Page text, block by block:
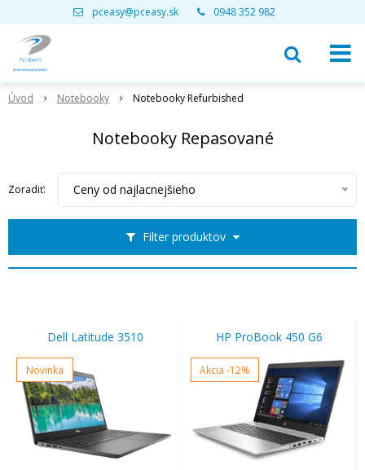
pceasy@pceasy.sk 0948 352 982
Úvod Notebooky Notebooky Refurbished
Notebooky Repasované
Filter produktov
Zoradiť: Ceny od najlacnejšieho
Dell Latitude 3510
Novinka
HP ProBook 450 G6
Akcia -12%